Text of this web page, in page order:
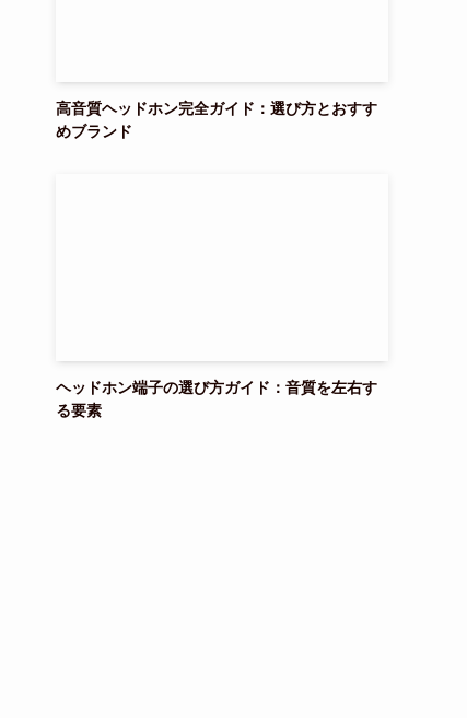
高音質ヘッドホン完全ガイド：選び方とおすす
めブランド
ヘッドホン端子の選び方ガイド：音質を左右す
る要素